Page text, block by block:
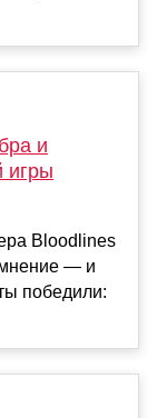
и
игры
Bloodlines
мнение — и
победили: